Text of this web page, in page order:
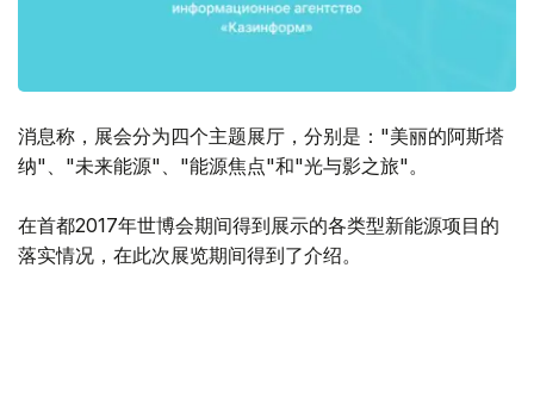
消息称，展会分为四个主题展厅，分别是："美丽的阿斯塔
纳"、"未来能源"、"能源焦点"和"光与影之旅"。
在首都2017年世博会期间得到展示的各类型新能源项目的
落实情况，在此次展览期间得到了介绍。